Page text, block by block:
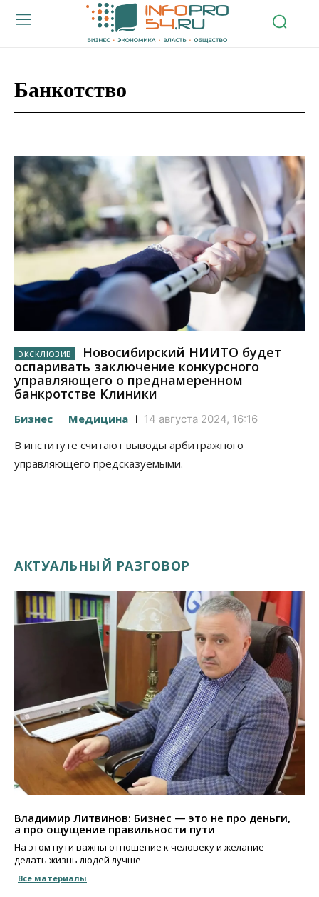
Банкотство
Новосибирский НИИТО будет
оспаривать заключение конкурсного
управляющего о преднамеренном
банкротстве Клиники
Бизнес Медицина 14 августа 2024, 16:16
В институте считают выводы арбитражного
управляющего предсказуемыми.
АКТУАЛЬНЫЙ РАЗГОВОР
Владимир Литвинов: Бизнес — это не про деньги,
а про ощущение правильности пути
На этом пути важны отношение к человеку и желание
делать жизнь людей лучше
Все материалы